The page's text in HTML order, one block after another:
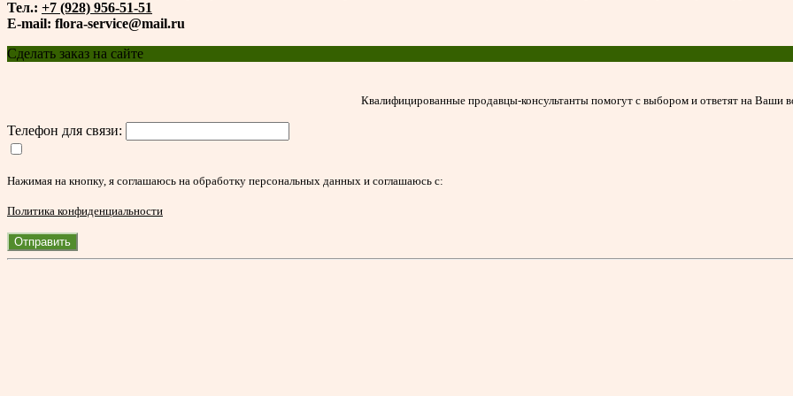
Тел.: +7 (928) 956-51-51
E-mail: flora-service@mail.ru
Сделать заказ на сайте
Квалифицированные продавцы-консультанты помогут с выбором и ответят на Ваши
Телефон для связи:
Нажимая на кнопку, я соглашаюсь на обработку персональных данных и соглашаюсь с:
Политика конфиденциальности
Отправить